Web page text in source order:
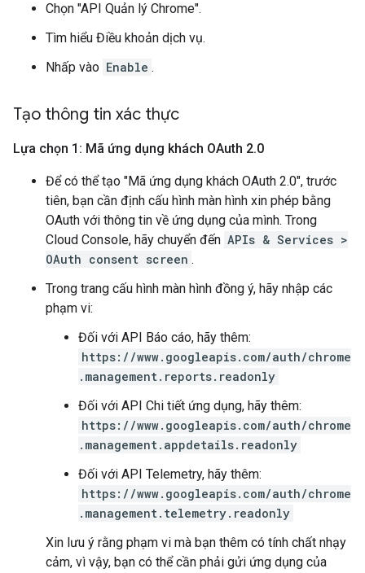
Chọn "API Quản lý Chrome".
Tìm hiểu Điều khoản dịch vụ.
Nhấp vào Enable .
Tạo thông tin xác thực
Lựa chọn 1: Mã ứng dụng khách OAuth 2.0
Để có thể tạo "Mã ứng dụng khách OAuth 2.0", trước
tiên, bạn cần định cấu hình màn hình xin phép bằng
OAuth với thông tin về ứng dụng của mình. Trong
Cloud Console, hãy chuyển đến APIs & Services >
OAuth consent screen .
Trong trang cấu hình màn hình đồng ý, hãy nhập các
phạm vi:
Đối với API Báo cáo, hãy thêm:
https://www.googleapis.com/auth/chrome
.management.reports.readonly
Đối với API Chi tiết ứng dụng, hãy thêm:
https://www.googleapis.com/auth/chrome
.management.appdetails.readonly
Đối với API Telemetry, hãy thêm:
https://www.googleapis.com/auth/chrome
.management.telemetry.readonly
Xin lưu ý rằng phạm vi mà bạn thêm có tính chất nhạy
cảm, vì vậy, bạn có thể cần phải gửi ứng dụng của